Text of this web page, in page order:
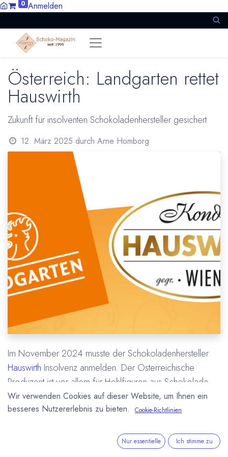
0 Anmelden
Österreich: Landgarten rettet
Hauswirth
Zukunft für insolventen Schokoladenhersteller gesichert
12. März 2025 durch Arne Homborg
Im November 2024 musste der Schokoladenhersteller
Hauswirth Insolvenz anmelden. Der Österreichische
Produzent ist vor allem für Hohlfiguren aus Schokolade
und eine Reihe von Süßwaren bekannt. Mit 120
Mitarbeitern werden pro Jahr etwa 4.000 Tonnen
Wir verwenden Cookies auf dieser Website, um Ihnen ein
besseres Nutzererlebnis zu bieten.
Cookie-Richtlinien
Nur essentielle Ich stimme zu